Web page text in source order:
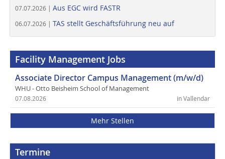
07.07.2026 | Aus EGC wird FASTR
06.07.2026 | TAS stellt Geschäftsführung neu auf
Facility Management Jobs
Associate Director Campus Management (m/w/d)
WHU - Otto Beisheim School of Management
in Vallendar
07.08.2026
Mehr Stellen
Termine